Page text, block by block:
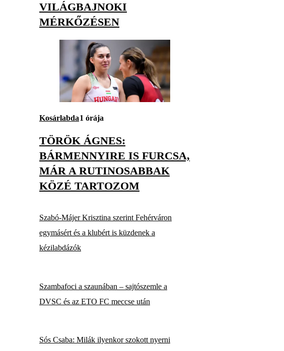
VILÁGBAJNOKI
MÉRKŐZÉSEN
Kosárlabda1 órája
TÖRÖK ÁGNES:
BÁRMENNYIRE IS FURCSA,
MÁR A RUTINOSABBAK
KÖZÉ TARTOZOM
Szabó-Májer Krisztina szerint Fehérváron
egymásért és a klubért is küzdenek a
kézilabdázók
Szambafoci a szaunában – sajtószemle a
DVSC és az ETO FC meccse után
Sós Csaba: Milák ilyenkor szokott nyerni